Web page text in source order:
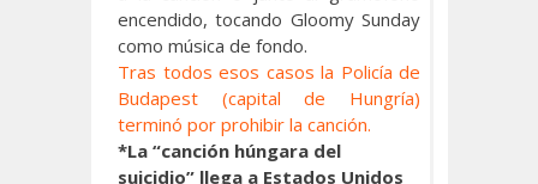
encendido, tocando Gloomy Sunday
como música de fondo.
Tras todos esos casos la Policía de
Budapest (capital de Hungría)
terminó por prohibir la canción.
*La “canción húngara del
suicidio” llega a Estados Unidos